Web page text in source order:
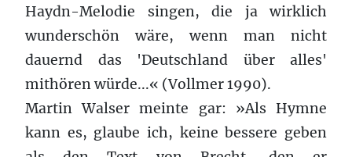
Haydn-Melodie singen, die ja wirklich
wunderschön wäre, wenn man nicht
dauernd das 'Deutschland über alles'
mithören würde...« (Vollmer 1990).
Martin Walser meinte gar: »Als Hymne
kann es, glaube ich, keine bessere geben